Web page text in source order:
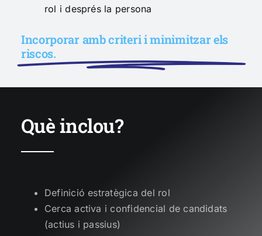
rol i després la persona
Incorporar amb criteri i minimitzar els
riscos.
Què inclou?
Definició estratègica del rol
Cerca activa i confidencial de candidats
(actius i passius)